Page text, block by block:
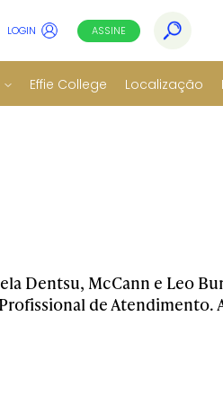
LOGIN ASSINE
Effie College Localização
Dentsu, McCann e Leo
de Atendimento.